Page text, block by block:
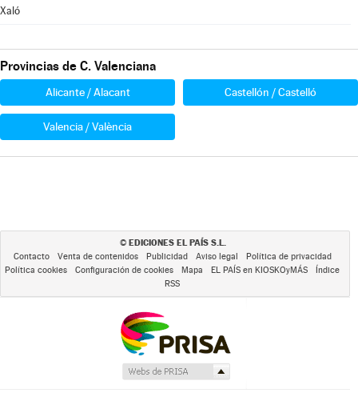
Xaló
Provincias de C. Valenciana
Alicante / Alacant Castellón / Castelló
Valencia / València
© EDICIONES EL PAÍS S.L.
Contacto Venta de contenidos Publicidad Aviso legal
Política de privacidad
Política cookies
Configuración de cookies Mapa EL PAÍS en KIOSKOyMÁS
Índice
RSS